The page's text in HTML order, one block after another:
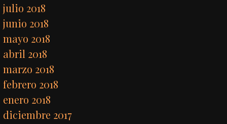
julio 2018
junio 2018
mayo 2018
abril 2018
marzo 2018
febrero 2018
enero 2018
diciembre 2017